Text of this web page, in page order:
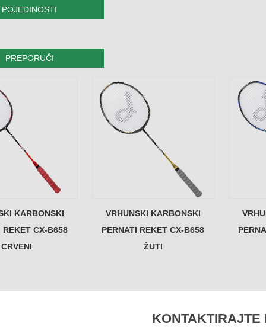
POJEDINOSTI
PREPORUČI
KARBONSKI
REKET CX-B658
CRVENI
VRHUNSKI KARBONSKI
PERNATI REKET CX-B658
ŽUTI
KONTAKTIRAJTE